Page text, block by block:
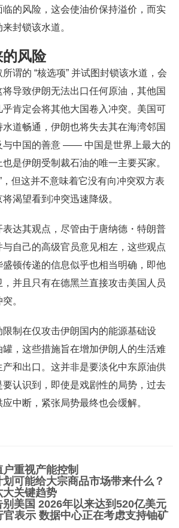
的风险，这会使油价保持溢价，而实
封锁该水道。
风险
谓的 “核选项” 并试图封锁该水道，会
导致伊朗无法出口任何原油，其他国
肯定会将其他大国卷入冲突。美国可
道畅通，伊朗也将失去其在海湾邻国
与中国的善意 —— 中国是世界上最大的
是伊朗受制裁石油的唯一主要买家。
，但这并不意味着它没有向冲突双方表
渴望看到冲突迅速降级。
达其观点，尽管由于唐纳德・特朗普
自己的高级官员意见相左，这些观点
顿传递的信息似乎也相当明确，即他
并且只有在德黑兰直接攻击美国人员
。
限制在仅攻击伊朗国内的能源基础设
，这些措施旨在增加伊朗人的生活难
产和出口。这并非是要淡化中东原油供
认识到，即使是戏剧性的局势，过去
中断，紧张局势最终也会缓解。
重视产能控制
可能给大宗商品市场带来什么？
关键趋势
美国 2026年以来达到520亿美元
表示 数据中心正在考虑支持铀矿